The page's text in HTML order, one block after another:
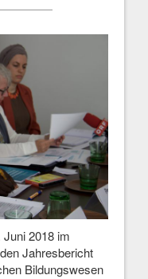
2018 im
Jahresbericht
Bildungswesen